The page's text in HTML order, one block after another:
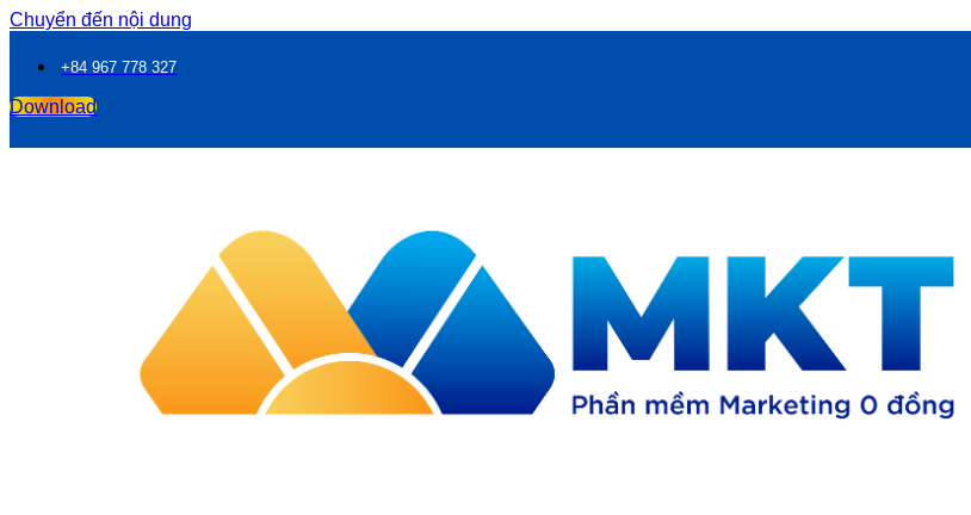
Chuyển đến nội dung
+84 967 778 327
Download